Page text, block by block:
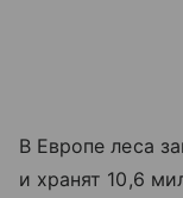
В Европе леса
и хранят 10,6